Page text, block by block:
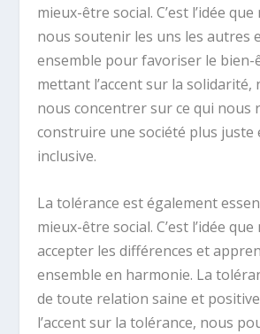
mieux-être social. C’est l’idée
nous soutenir les uns les autres
ensemble pour favoriser le bien-
mettant l’accent sur la solidarité,
nous concentrer sur ce qui nous
construire une société plus juste
inclusive.
La tolérance est également
mieux-être social. C’est l’idée
accepter les différences et
ensemble en harmonie. La
de toute relation saine et
l’accent sur la tolérance, nous